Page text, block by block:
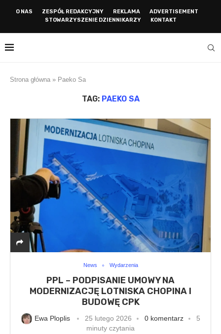
O NAS ZESPÓŁ REDAKCYJNY REKLAMA
ADVERTISEMENT
STOWARZYSZENIE DZIENNIKARZY
KONTAKT
Strona główna » Paeko Sa
TAG: PAEKO SA
News Wydarzenia
PPL – PODPISANIE UMOWY NA
MODERNIZACJĘ LOTNISKA CHOPINA I
BUDOWĘ CPK
Ewa Ploplis 25 lutego 2026 0 komentarz
5
minuty czytania